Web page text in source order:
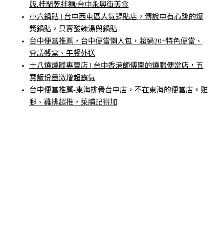
飯.桂蘭乾拌麵/台中永興街美食
小六鍋貼 | 台中西屯區人氣鍋貼店，傳說中有心跳的爆
漿鍋貼，只賣酸辣湯與鍋貼
台中便當推薦，台中便當懶人包，超過20+特色便當、
會議餐盒、午餐外送
十八燒燒臘專賣店 | 台中香港師傅開的燒臘便當店，五
寶飯份量激增超霸氣
台中便當推薦-東海排骨台中店，不在東海的便當店。雞
腿、雞排超推，菜脯記得加